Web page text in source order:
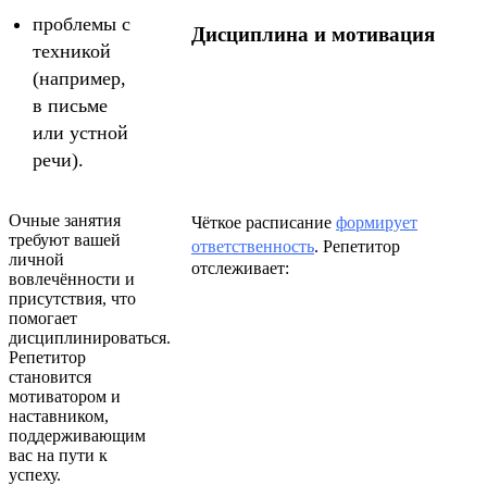
проблемы с
техникой
(например,
в письме
или устной
речи).
Дисциплина и мотивация
Очные занятия
требуют вашей
личной
вовлечённости и
присутствия, что
помогает
дисциплинироваться.
Репетитор
становится
мотиватором и
наставником,
поддерживающим
вас на пути к
успеху.
Чёткое расписание формирует
ответственность. Репетитор
отслеживает: